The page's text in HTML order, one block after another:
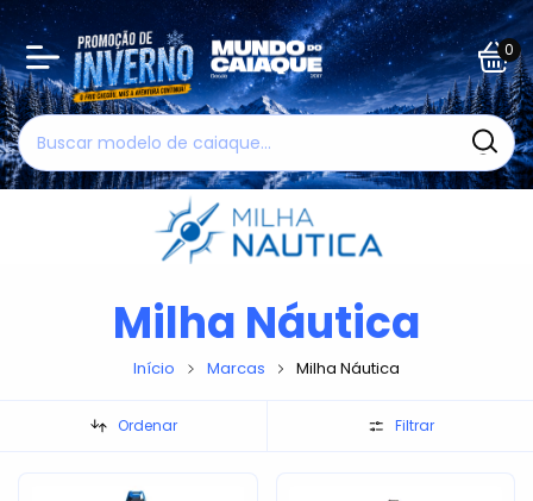
0
Milha Náutica
Início Marcas Milha Náutica
Ordenar Filtrar